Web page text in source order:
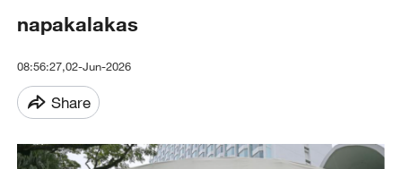
napakalakas
08:56:27,02-Jun-2026
Share